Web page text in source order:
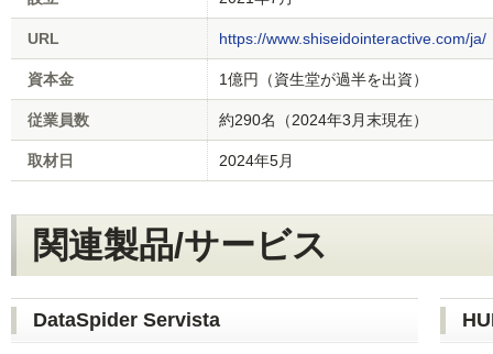
URL https://www.shiseidointeractive.com/ja/
資本金 1億円（資生堂が過半を出資）
従業員数 約290名（2024年3月末現在）
取材日 2024年5月
関連製品/サービス
DataSpider Servista